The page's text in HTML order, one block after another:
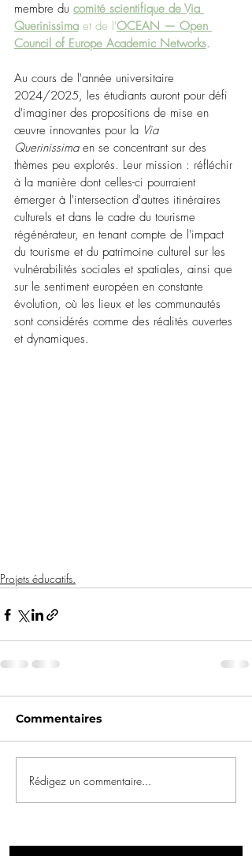
membre du comité scientifique de Via
Querinissima et de l'OCEAN — Open
Council of Europe Academic Networks.
Au cours de l'année universitaire
2024/2025, les étudiants auront pour défi
d'imaginer des propositions de mise en
œuvre innovantes pour la Via
Querinissima en se concentrant sur des
thèmes peu explorés. Leur mission : réfléchir
à la manière dont celles-ci pourraient
émerger à l'intersection d'autres itinéraires
culturels et dans le cadre du tourisme
régénérateur, en tenant compte de l'impact
du tourisme et du patrimoine culturel sur les
vulnérabilités sociales et spatiales, ainsi que
sur le sentiment européen en constante
évolution, où les lieux et les communautés
sont considérés comme des réalités ouvertes
et dynamiques.
Projets éducatifs.
Commentaires
Rédigez un commentaire...